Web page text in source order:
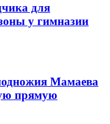
для
у гимназии
Мамаева
прямую